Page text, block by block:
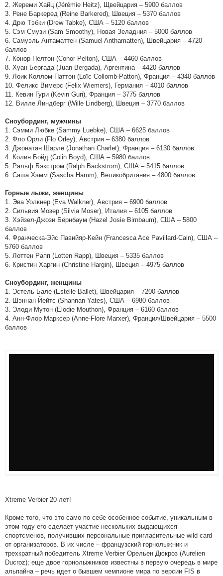
2. Жереми Хайц (Jérémie Heitz), Щвейцария – 5900 баллов
3. Рене Баркеред (Reine Barkered), Швеция – 5370 баллов
4. Дрю Тэбки (Drew Tabke), США – 5120 баллов
5. Сэм Смузи (Sam Smoothy), Новая Зеладния – 5000 баллов
6. Самуэль Антаматтен (Samuel Anthamatten), Швейцария – 4720
баллов
7. Конор Пелтон (Conor Pelton), США – 4460 баллов
8. Хуан Бергада (Juan Bergada), Аргентина – 4420 баллов
9. Лоик Коллом-Паттон (Loïc Collomb-Patton), Франция – 4340 баллов
10. Феликс Вимерс (Felix Wiemers), Германия – 4010 баллов
11. Кевин Гури (Kevin Guri), Франция – 3775 баллов
12. Вилле Линдберг (Wille Lindberg), Швеция – 3770 баллов
Сноубординг, мужчины
1. Сэмми Любке (Sammy Luebke), США – 6625 баллов
2. Фло Орли (Flo Orley), Австрия – 6380 баллов
3. Джонатан Шарле (Jonathan Charlet), Франция – 6130 баллов
4. Колин Бойд (Colin Boyd), США – 5980 баллов
5. Ральф Бэкстром (Ralph Backstrom), США – 5415 баллов
6. Саша Хэмм (Sascha Hamm), Великобритания – 4800 баллов
Горные лыжи, женщины
1. Эва Уолкнер (Eva Walkner), Австрия – 6900 баллов
2. Сильвия Мозер (Silvia Moser), Италия – 6105 баллов
3. Хэйзел-Джози Бёрнбаум (Hazel Josie Birnbaum), США – 5800
баллов
4. Франческа-Эйс Павийяр-Кейн (Francesca Ace Pavillard-Cain), США –
5760 баллов
5. Лоттен Рапп (Lotten Rapp), Швеция – 5335 баллов
6. Кристин Харгин (Christine Hargin), Швеция – 4975 баллов
Сноубординг, женщины
1. Эстель Бале (Estelle Ballet), Швейцария – 7200 баллов
2. Шэннан Йейтс (Shannan Yates), США – 6980 баллов
3. Элоди Мутон (Elodie Mouthon), Франция – 6160 баллов
4. Анн-Флор Марксер (Anne-Flore Marxer), Франция/Швейцария – 5500
баллов
Xtreme Verbier 20 лет!
Кроме того, что это само по себе особенное событие, уникальным в
этом году его сделает участие нескольких выдающихся
спортсменов, получивших персональные пригласительные wild card
от организаторов. В их числе – французский горнолыжник и
трехкратный победитель Xtreme Verbier Орельен Дюкроз (Aurelien
Ducroz); еще двое горнолыжников известны в первую очередь в мире
альпайна – речь идет о бывшем чемпионе мира по версии FIS в